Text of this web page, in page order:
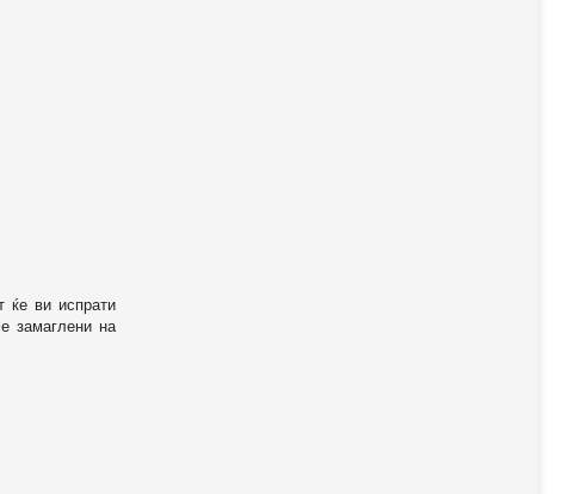
ќе ви испрати
замаглени на